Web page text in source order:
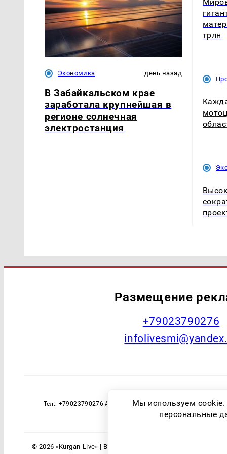
Экономика день назад
В Забайкальском крае
заработала крупнейшая в
регионе солнечная
электростанция
трлн
Размещение
+79023790276
Тел.: +79023790276 Адрес эл. почты:
технологий и
© 2026 «Kurgan-Live» | Все права защищены
Мы используем
персональные